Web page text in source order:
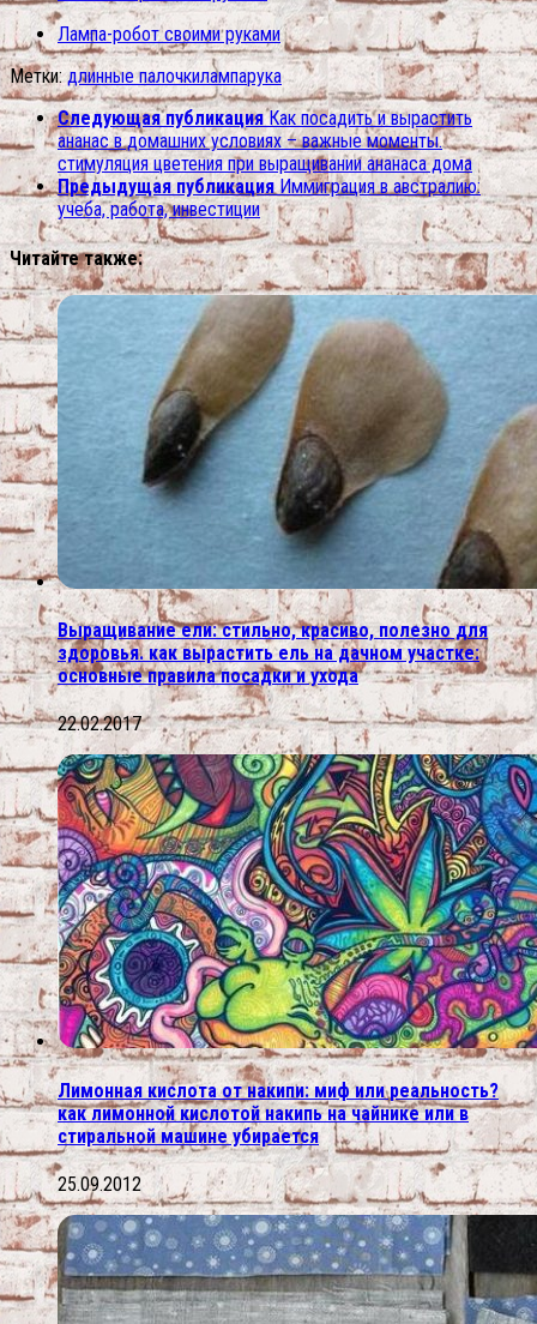
Лампа-робот своими руками
Метки: длинные палочкилампарука
Следующая публикация Как посадить и вырастить
ананас в домашних условиях – важные моменты.
стимуляция цветения при выращивании ананаса дома
Предыдущая публикация Иммиграция в австралию:
учеба, работа, инвестиции
Читайте также:
Выращивание ели: стильно, красиво, полезно для
здоровья. как вырастить ель на дачном участке:
основные правила посадки и ухода
22.02.2017
Лимонная кислота от накипи: миф или реальность?
как лимонной кислотой накипь на чайнике или в
стиральной машине убирается
25.09.2012